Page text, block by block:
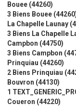
Bouee (44260)
3 Biens Bouee
La Chapelle Launay
3 Biens La Chapelle
Campbon (44750)
3 Biens Campbon
Prinquiau (44260)
2 Biens Prinquiau
Bouvron (44130)
1
Coueron (44220)